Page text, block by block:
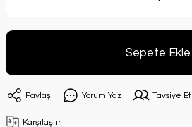
Sepete Ekle
Paylaş Yorum Yaz Tavsiye Et
Karşılaştır